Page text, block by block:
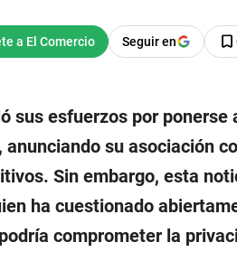
Seguir en
sus esfuerzos por ponerse
su asociación
Sin embargo, esta
ha cuestionado
comprometer la